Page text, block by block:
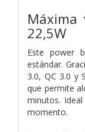
Máxima
22,5W
Este power
estándar.
3.0, QC 3.0 y
que permite
minutos.
momento.